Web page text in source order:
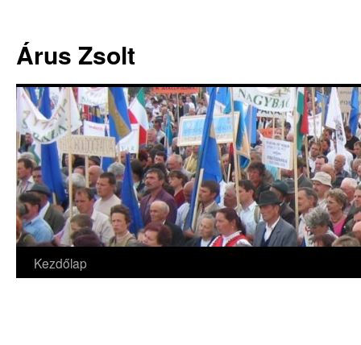
Árus Zsolt
Kilépés
Kezdőlap